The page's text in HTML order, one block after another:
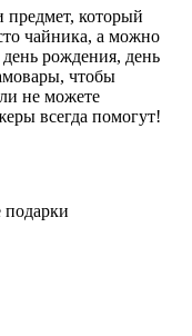
предмет, который
чайника, а можно
рождения, день
чтобы
не можете
всегда помогут!